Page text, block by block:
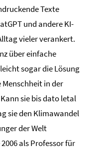
Texte
und andere KI-
vieler verankert.
über einfache
sogar die Lösung
in der
sie bis dato letal
sie den Klimawandel
der Welt
als Professor für